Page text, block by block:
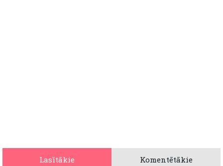
Lasītākie Komentētākie